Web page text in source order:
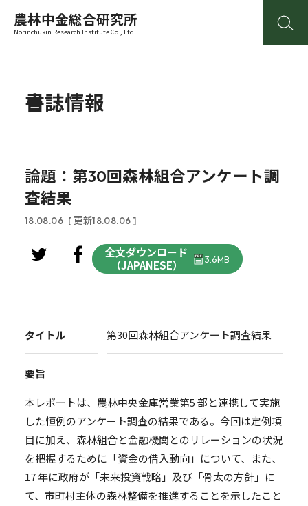
農林中金総合研究所
Norinchukin Research Institute Co., Ltd.
書誌情報
論題：第30回森林組合アンケート調
査結果
18.08.06 [ 更新18.08.06 ]
全文ダウンロード
（JAPANESE）
3.6MB
タイトル 第30回森林組合アンケート調査結果
要旨
本レポートは、農林中央金庫営業第5 部と連携して実施
した恒例のアンケート調査の結果である。今回は定例項
目に加え、森林組合と金融機関とのリレーションの状況
を把握するために「資金の借入動向」について、また、
17 年に政府が「未来投資戦略」及び「骨太の方針」に
て、市町村主体の森林整備を推進することを示したこと